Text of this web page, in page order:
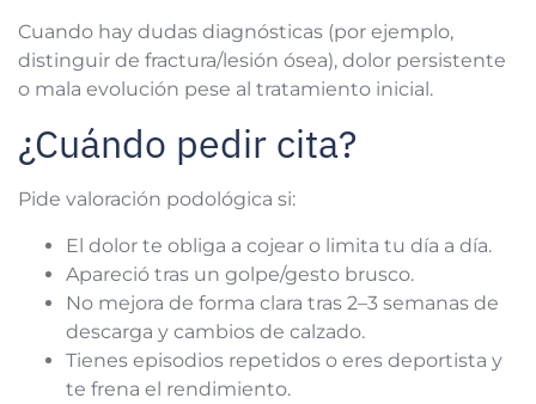
Cuando hay dudas diagnósticas (por ejemplo,
distinguir de fractura/lesión ósea), dolor persistente
o mala evolución pese al tratamiento inicial.
¿Cuándo pedir cita?
Pide valoración podológica si:
El dolor te obliga a cojear o limita tu día a día.
Apareció tras un golpe/gesto brusco.
No mejora de forma clara tras 2–3 semanas de
descarga y cambios de calzado.
Tienes episodios repetidos o eres deportista y
te frena el rendimiento.